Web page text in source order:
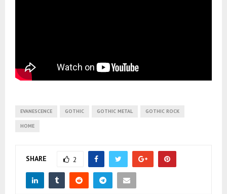
EVANESCENCE GOTHIC GOTHIC METAL GOTHIC ROCK
HOME
SHARE 2